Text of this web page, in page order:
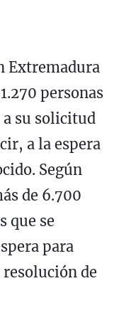
Extremadura
personas
a su solicitud
a la espera
Según
de 6.700
que se
para
de